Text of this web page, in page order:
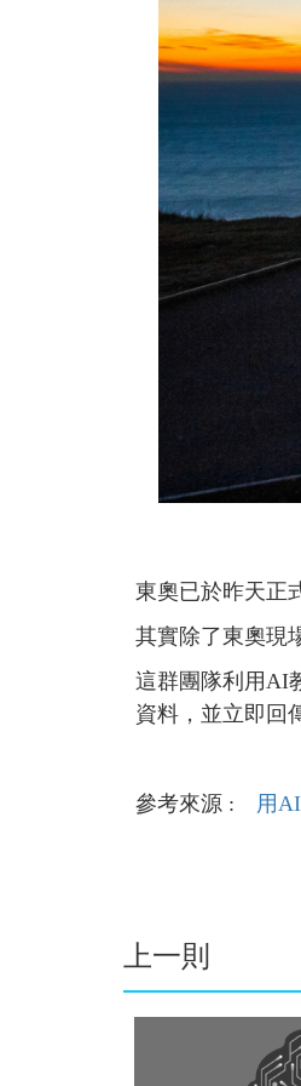
東奧已於昨天正
其實除了東奧現
這群團隊利用AI
資料，並立即回
參考來源 : 用
上一則